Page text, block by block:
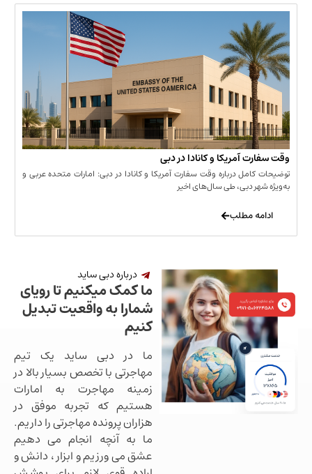
آمریکا و کانادا در دبی
درباره وقت سفارت آمریکا و کانادا در دبی: امارات متحده عربی و
دبی، طی سال‌های اخیر
درباره دبی ساید
ما کمک میکنیم تا رویای
شمارا به واقعیت تبدیل
کنیم
ما در دبی ساید یک تیم
مهاجرتی با تخصص بسیار بالا در
زمینه مهاجرت به امارات
هستیم که تجربه موفق در
هزاران پرونده مهاجرتی را داریم.
ما به آنچه انجام می دهیم
عشق می ورزیم و ابزار ، دانش و